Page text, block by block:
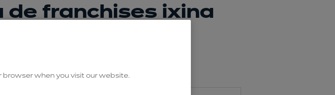
contenu
de franchises ixina
browser when you visit our website.